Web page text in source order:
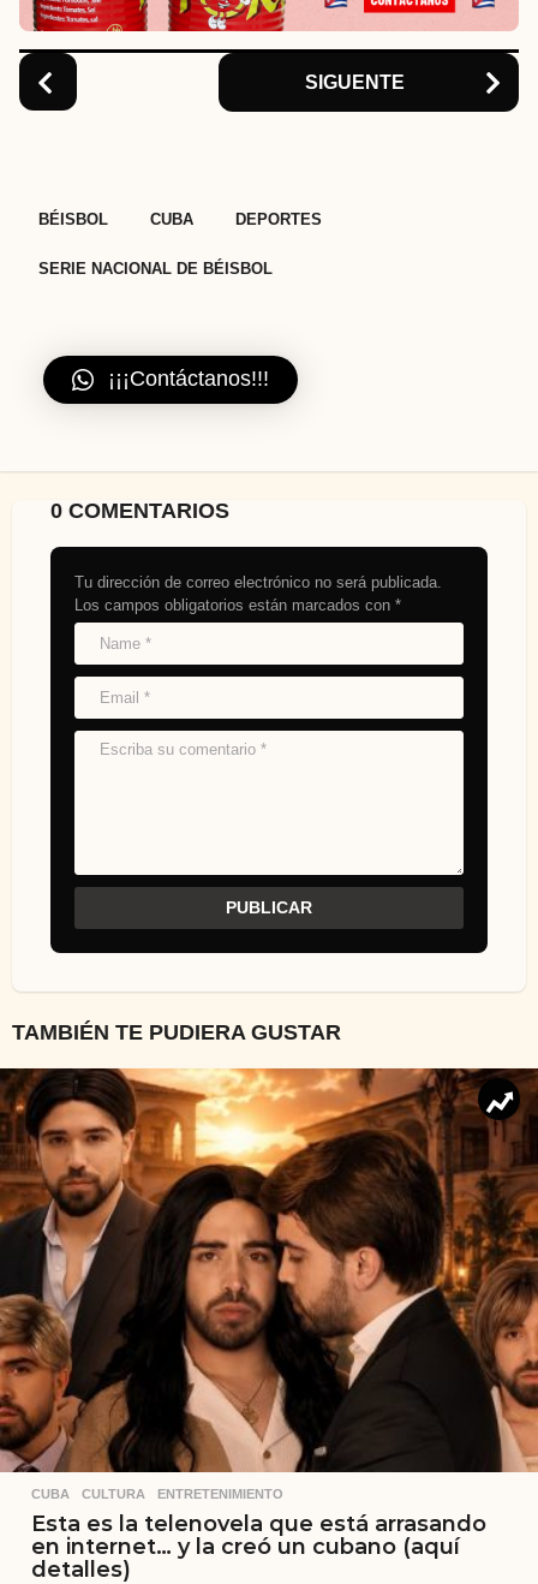
o
n
SIGUENTE
BÉISBOL CUBA DEPORTES
SERIE NACIONAL DE BÉISBOL
¡¡¡Contáctanos!!!
0 COMENTARIOS
Tu dirección de correo electrónico no será publicada.
Los campos obligatorios están marcados con *
TAMBIÉN TE PUDIERA GUSTAR
CUBA ,CULTURA ,ENTRETENIMIENTO
Esta es la telenovela que está arrasando
en internet… y la creó un cubano (aquí
detalles)